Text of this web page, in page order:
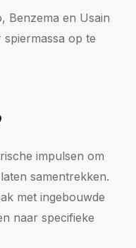
Benzema en Usain
op te
impulsen om
samentrekken.
met ingebouwde
naar specifieke